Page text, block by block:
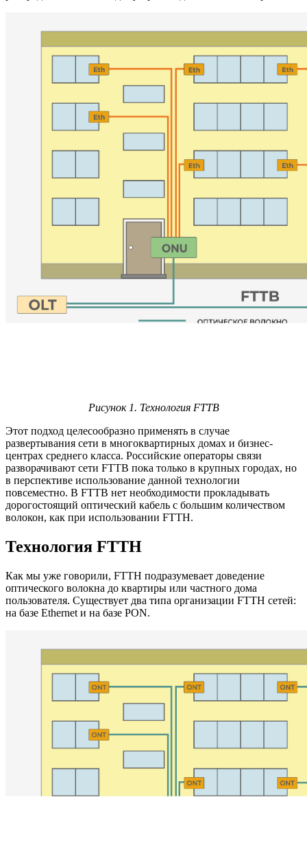
Рисунок 1. Технология FTTB
Этот подход целесообразно применять в случае
развертывания сети в многоквартирных домах и бизнес-
центрах среднего класса. Российские операторы связи
разворачивают сети FTTB пока только в крупных городах, но
в перспективе использование данной технологии
повсеместно. В FTTB нет необходимости прокладывать
дорогостоящий оптический кабель с большим количеством
волокон, как при использовании FTTH.
Технология FTTH
Как мы уже говорили, FTTH подразумевает доведение
оптического волокна до квартиры или частного дома
пользователя. Существует два типа организации FTTH сетей:
на базе Ethernet и на базе PON.